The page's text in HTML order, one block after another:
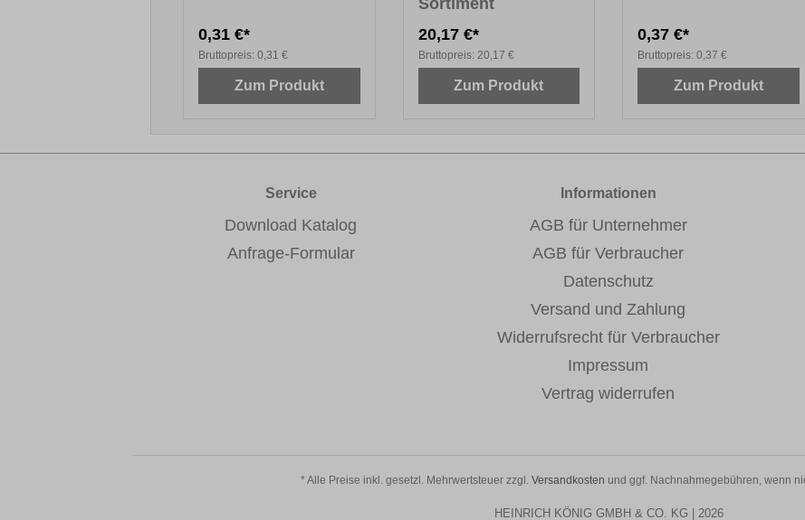
0,31 €*
Bruttopreis: 0,31 €
Zum Produkt
20,17 €*
Bruttopreis: 20,17 €
Zum Produkt
0,37 €*
Bruttopreis: 0,37 €
Zum Produkt
Service
Download Katalog
Anfrage-Formular
Informationen
AGB für Unternehmer
AGB für Verbraucher
Datenschutz
Versand und Zahlung
Widerrufsrecht für Verbraucher
Impressum
Vertrag widerrufen
* Alle Preise inkl. gesetzl. Mehrwertsteuer zzgl. Versandkosten und ggf. Nachnahmegebühren, wenn
HEINRICH KÖNIG GMBH & CO. KG | 2026